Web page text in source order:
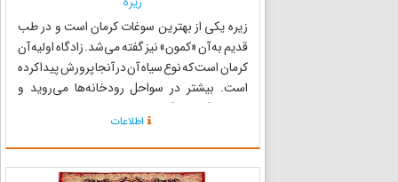
زیره یکی از بهترین سوغات کرمان است و در طب
قدیم به آن «کمون» نیز گفته می‌شد. زادگاه اولیه آن
کرمان است که نوع سیاه آن در آنجا پرورش پیدا کرده
است. بیشتر در سواحل رودخانه‌ها می‌روید و
زراعت آن به آب زیادی احتیاج ندارد. دارای
رنگ‌های مختلفی از جمله سیاه، سفید، سبز،
صورتی، زرد، قهوه‌ای...
اطلاعات